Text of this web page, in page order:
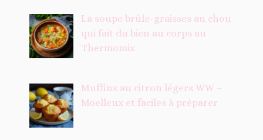
La soupe brûle-graisses au chou
qui fait du bien au corps au
Thermomix
Muffins au citron légers WW –
Moelleux et faciles à préparer